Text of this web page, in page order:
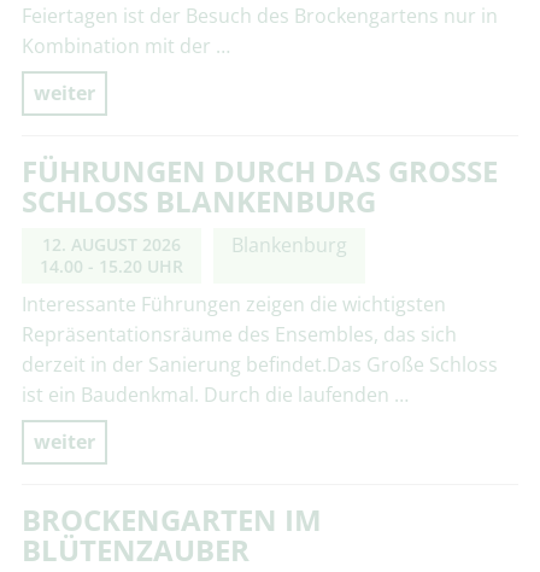
Feiertagen ist der Besuch des Brockengartens nur in
Kombination mit der …
weiter
FÜHRUNGEN DURCH DAS GROSSE S
CHLOSS BLANKENBURG
12. AUGUST 2026
14.00 - 15.20 UHR
Blankenburg
Interessante Führungen zeigen die wichtigsten
Repräsentationsräume des Ensembles, das sich
derzeit in der Sanierung befindet.Das Große Schloss
ist ein Baudenkmal. Durch die laufenden …
weiter
BROCKENGARTEN IM
BLÜTENZAUBER